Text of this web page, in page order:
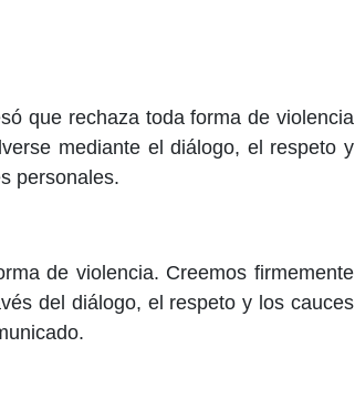
que rechaza toda forma de violencia
mediante el diálogo, el respeto y
personales.
de violencia. Creemos firmemente
del diálogo, el respeto y los cauces